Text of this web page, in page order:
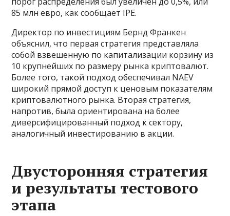
85 млн евро, как сообщает IPE.
Директор по инвестициям Бернд Франкен
объяснил, что первая стратегия представляла
собой взвешенную по капитализации корзину из
10 крупнейших по размеру рынка криптовалют.
Более того, такой подход обеспечивал NAEV
широкий прямой доступ к ценовым показателям
криптовалютного рынка. Вторая стратегия,
напротив, была ориентирована на более
диверсифицированный подход к сектору,
аналогичный инвестированию в акции.
Двусторонняя стратегия
и результаты тестового
этапа